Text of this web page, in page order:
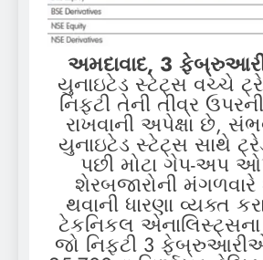
અમદાવાદ, 3
યુનાઇટેડ સ્ટેટ્સ વચ્ચે
નિફ્ટી તેની તીવ્ર
રાખવાની અપેક્ષા છે,
યુનાઇટેડ સ્ટેટ્સ સાથે
પછી મોટા ગેપ-અપ
શેરબજારોની
થવાની ધારણા વ્યક્ત
ટેકનિકલ
જો નિફ્ટી 3